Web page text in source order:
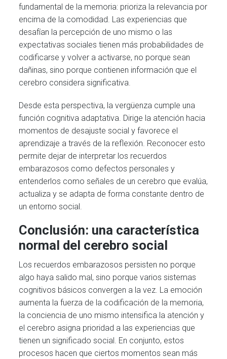
fundamental de la memoria: prioriza la relevancia por
encima de la comodidad. Las experiencias que
desafían la percepción de uno mismo o las
expectativas sociales tienen más probabilidades de
codificarse y volver a activarse, no porque sean
dañinas, sino porque contienen información que el
cerebro considera significativa.
Desde esta perspectiva, la vergüenza cumple una
función cognitiva adaptativa. Dirige la atención hacia
momentos de desajuste social y favorece el
aprendizaje a través de la reflexión. Reconocer esto
permite dejar de interpretar los recuerdos
embarazosos como defectos personales y
entenderlos como señales de un cerebro que evalúa,
actualiza y se adapta de forma constante dentro de
un entorno social.
Conclusión: una característica
normal del cerebro social
Los recuerdos embarazosos persisten no porque
algo haya salido mal, sino porque varios sistemas
cognitivos básicos convergen a la vez. La emoción
aumenta la fuerza de la codificación de la memoria,
la conciencia de uno mismo intensifica la atención y
el cerebro asigna prioridad a las experiencias que
tienen un significado social. En conjunto, estos
procesos hacen que ciertos momentos sean más